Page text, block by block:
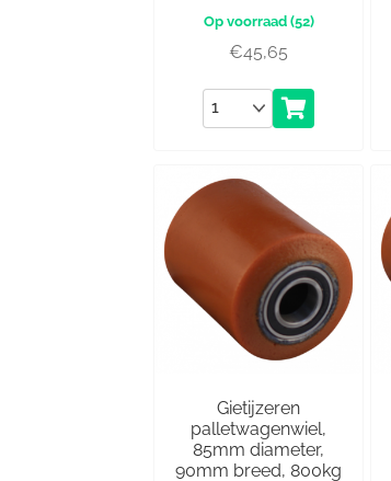
(52)
€45,65
Aantal
Gietijzeren
palletwagenwiel,
85mm diameter,
90mm breed, 800kg